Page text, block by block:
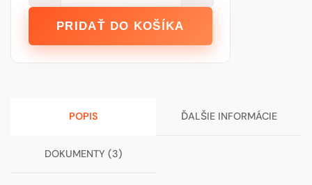
lepiaca
malta
PRIDAŤ DO KOŠÍKA
POPIS ĎALŠIE INFORMÁCIE
DOKUMENTY (3)